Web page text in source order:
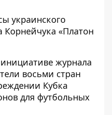
украинского
Корнейчука «Платон
журнала
восьми стран
Кубка
для футбольных